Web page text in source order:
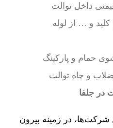
داخل توالت
و … از لوله
حمام و پارکینگ
و چاه توالت
در جلفا
شرکت‌ها، در زمینه بیرون